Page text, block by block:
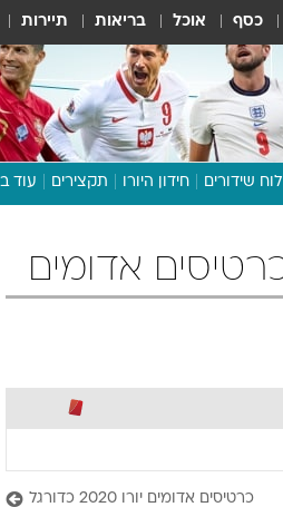
כסף אוכל בריאות תיירות
לוח שידורים חידון היורו תקצירים עוד
תכנית
כרטיסים אדומים יורו 2020 כדורגל